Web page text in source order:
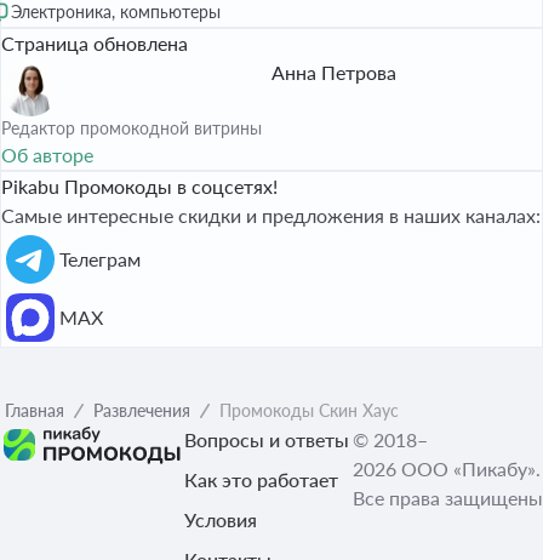
Электроника, компьютеры
Страница обновлена
Анна Петрова
Редактор промокодной витрины
Об авторе
Pikabu Промокоды в соцсетях!
Самые интересные скидки и предложения в наших каналах:
Телеграм
МАХ
Главная Развлечения Промокоды Скин Хаус
Вопросы и ответы
Как это работает
Условия
© 2018–
2026 ООО «Пикабу».
Все права защищены